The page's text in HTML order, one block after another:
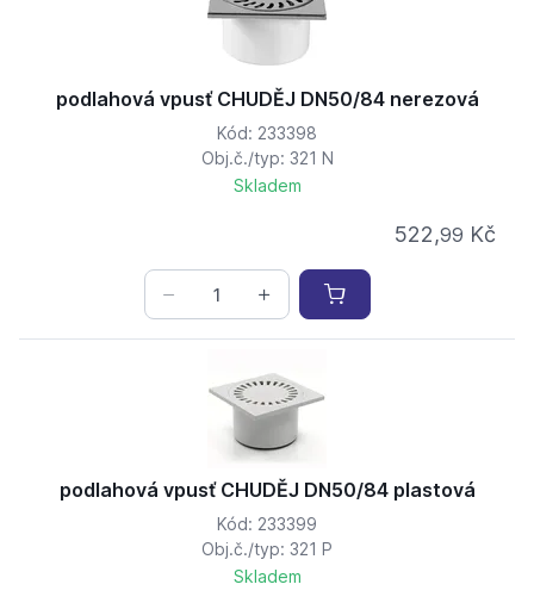
podlahová vpusť CHUDĚJ DN50/84 nerezová
Kód: 233398
Obj.č./typ: 321 N
Skladem
522,99 Kč
podlahová vpusť CHUDĚJ DN50/84 plastová
Kód: 233399
Obj.č./typ: 321 P
Skladem